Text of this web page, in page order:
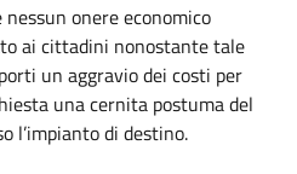
onere economico
ai cittadini nonostante tale
un aggravio dei costi per
una cernita postuma del
l’impianto di destino.